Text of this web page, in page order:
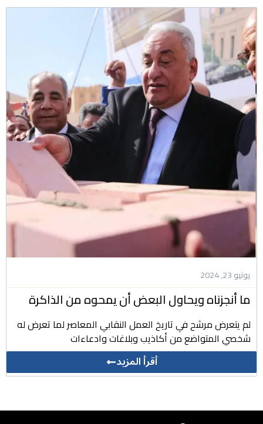
يونيو 23, 2024
ما أنجزناه ويحاول البعض أن يمحوه من الذاكرة
لم يتعرض مرشح في تاريخ العمل النقابي المعاصر لما تعرض له
شخصي المتواضع من أكاذيب وبلاغات وادعاءات
أقرأ المزيد